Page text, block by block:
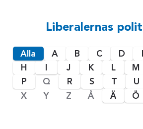
Liberalernas
Alla A B C D
H
J K L M
P
Q R S T U
X
Y Z Å Ä Ö